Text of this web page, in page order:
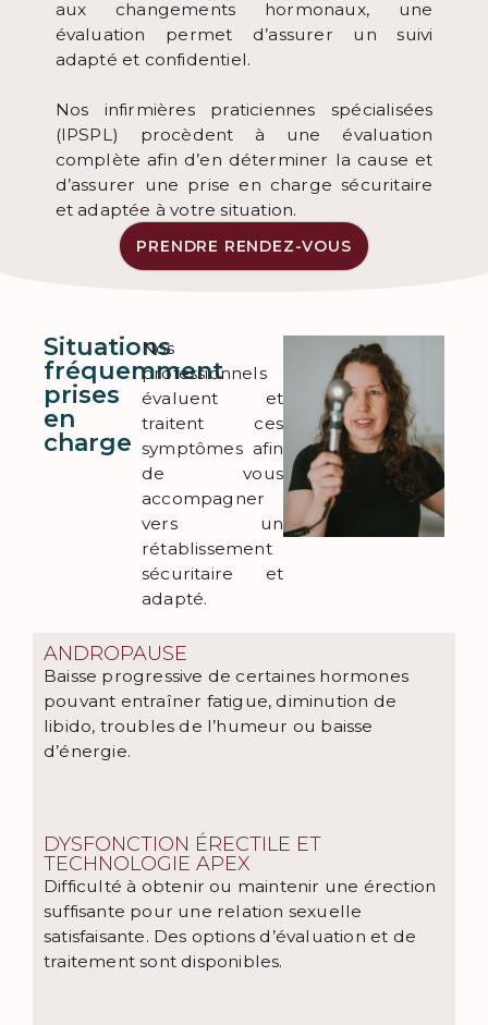
aux changements hormonaux, une
évaluation permet d’assurer un suivi
adapté et confidentiel.
Nos infirmières praticiennes spécialisées
(IPSPL) procèdent à une évaluation
complète afin d’en déterminer la cause et
d’assurer une prise en charge sécuritaire
et adaptée à votre situation.
PRENDRE RENDEZ-VOUS
Situations
fréquemment
prises
en
charge
Nos
professionnels
évaluent et
traitent ces
symptômes afin
de vous
accompagner
vers un
rétablissement
sécuritaire et
adapté.
ANDROPAUSE
Baisse progressive de certaines hormones
pouvant entraîner fatigue, diminution de
libido, troubles de l’humeur ou baisse
d’énergie.
DYSFONCTION ÉRECTILE ET
TECHNOLOGIE APEX
Difficulté à obtenir ou maintenir une érection
suffisante pour une relation sexuelle
satisfaisante. Des options d’évaluation et de
traitement sont disponibles.